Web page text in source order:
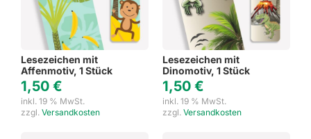
Lesezeichen mit
Affenmotiv, 1 Stück
1,50 €
inkl. 19 % MwSt.
zzgl. Versandkosten
Lesezeichen mit
Dinomotiv, 1 Stück
1,50 €
inkl. 19 % MwSt.
zzgl. Versandkosten